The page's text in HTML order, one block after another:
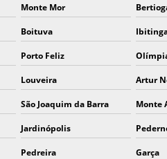
EMPRESAS FABRICANTES DE
Monte Mor
Boituva
Porto Feliz
Louveira Artur
São Joaquim da Barra Monte
Jardinópolis
Pedreira Garça